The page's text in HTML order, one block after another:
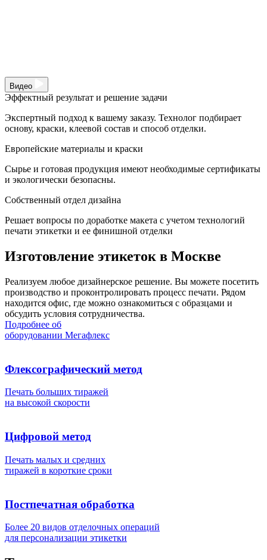
Видео
Эффектный результат и решение задачи
Экспертный подход к вашему заказу. Технолог подбирает
основу, краски, клеевой состав и способ отделки.
Европейские материалы и краски
Сырье и готовая продукция имеют необходимые сертификаты
и экологически безопасны.
Собственный отдел дизайна
Решает вопросы по доработке макета с учетом технологий
печати этикетки и ее финишной отделки
Изготовление этикеток в Москве
Реализуем любое дизайнерское решение. Вы можете посетить
производство и проконтролировать процесс печати. Рядом
находится офис, где можно ознакомиться с образцами и
обсудить условия сотрудничества.
Подробнее об
оборудовании Мегафлекс
Флексографический метод
Печать больших тиражей
на высокой скорости
Цифровой метод
Печать малых и средних
тиражей в короткие сроки
Постпечатная обработка
Более 20 видов отделочных операций
для персонализации этикетки